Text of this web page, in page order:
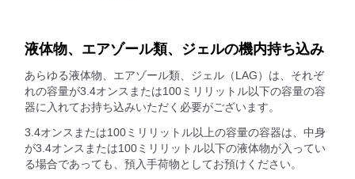
液体物、エアゾール類、ジェルの機内持ち込み
あらゆる液体物、エアゾール類、ジェル（LAG）は、それぞ
れの容量が3.4オンスまたは100ミリリットル以下の容量の容
器に入れてお持ち込みいただく必要がございます。
3.4オンスまたは100ミリリットル以上の容量の容器は、中身
が3.4オンスまたは100ミリリットル以下の液体物が入ってい
る場合であっても、預入手荷物としてお預けください。